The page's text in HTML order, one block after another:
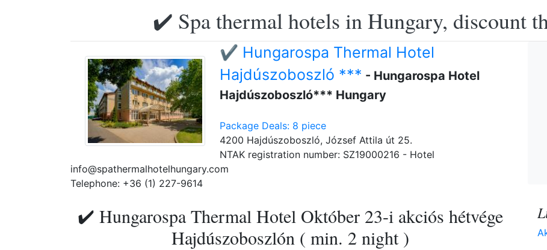
✔️ Spa thermal hotels in Hungary, discount
✔️ Hungarospa Thermal Hotel
Hajdúszoboszló *** - Hungarospa Hotel
Hajdúszoboszló*** Hungary
Package Deals: 8 piece
4200 Hajdúszoboszló, József Attila út 25.
NTAK registration number: SZ19000216 - Hotel
info@spathermalhotelhungary.com
Telephone: +36 (1) 227-9614
✔️ Hungarospa Thermal Hotel Október 23-i akciós hétvége
Hajdúszoboszlón ( min. 2 night )